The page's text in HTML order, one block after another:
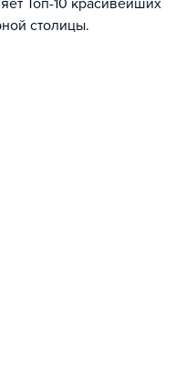
Топ-10 красивейших
столицы.